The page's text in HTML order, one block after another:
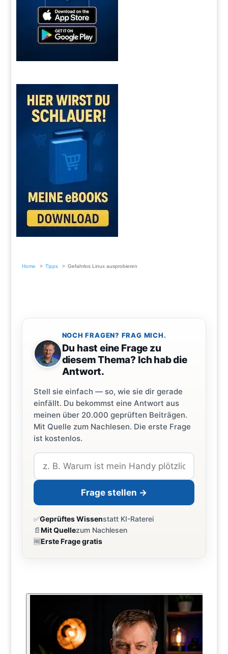
Home Tipps Gefahrlos Linux ausprobieren
NOCH FRAGEN? FRAG MICH.
Du hast eine Frage zu
diesem Thema? Ich hab die
Antwort.
Stell sie einfach — so, wie sie dir gerade
einfällt. Du bekommst eine Antwort aus
meinen über 20.000 geprüften Beiträgen.
Mit Quelle zum Nachlesen. Die erste Frage
ist kostenlos.
Frage stellen →
✅Geprüftes Wissenstatt KI-Raterei
📄Mit Quellezum Nachlesen
🆓Erste Frage gratis